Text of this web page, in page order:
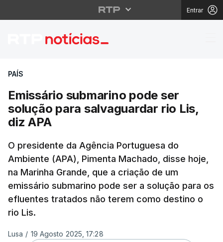
Entrar
Emissário submarino
PAÍS
Emissário submarino pode ser
solução para salvaguardar rio Lis,
diz APA
O presidente da Agência Portuguesa do
Ambiente (APA), Pimenta Machado, disse hoje,
na Marinha Grande, que a criação de um
emissário submarino pode ser a solução para os
efluentes tratados não terem como destino o
rio Lis.
Lusa / 19 Agosto 2025, 17:28